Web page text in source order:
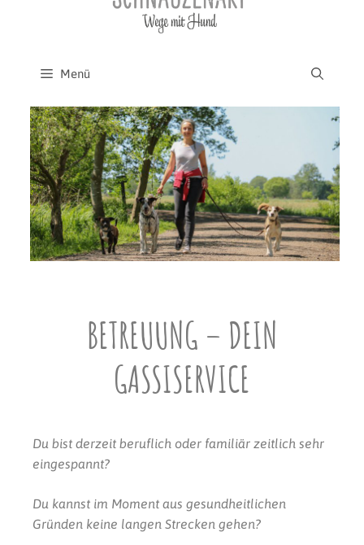
Menü
BETREUUNG – DEIN
GASSISERVICE
Du bist derzeit beruflich oder familiär zeitlich sehr
eingespannt?
Du kannst im Moment aus gesundheitlichen
Gründen keine langen Strecken gehen?